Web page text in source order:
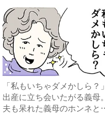
「私もいちゃダメかしら？」
出産に立ち会いたがる義母。
夫も呆れた義母のホンネと